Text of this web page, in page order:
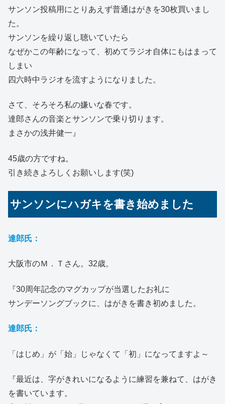
サンソン投稿用にとりあえず普通はがきを30枚買いまし
た。
サンソンを繰り返し聴いていたら
なぜかこの年齢になって、初めてラジオ自体にもはまって
しまい
四六時中ラジオを流すようになりました。
さて、そろそろ私の嫌いな春です。
達郎さんの音楽とサンソンで乗り切ります。
まさかの浅井健一』
45歳の方ですね。
引き続きよろしくお願いします(笑)
サンソンにハガキを書き始めました
達郎氏：
大阪市のＭ．Ｔさん。32歳。
『30周年記念のマグカップが当選したお礼に
サンデーソングブックに、はがきを書き初めました。
達郎氏：
「はじめ」が「始」じゃなくて「初」になってますよ～
『最近は、字がきれいになるように練習を兼ねて、はがき
を書いています。